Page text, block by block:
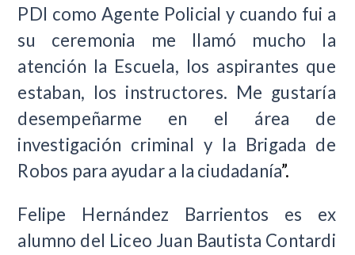
PDI como Agente Policial y cuando fui a
su ceremonia me llamó mucho la
atención la Escuela, los aspirantes que
estaban, los instructores. Me gustaría
desempeñarme en el área de
investigación criminal y la Brigada de
Robos para ayudar a la ciudadanía”.
Felipe Hernández Barrientos es ex
alumno del Liceo Juan Bautista Contardi